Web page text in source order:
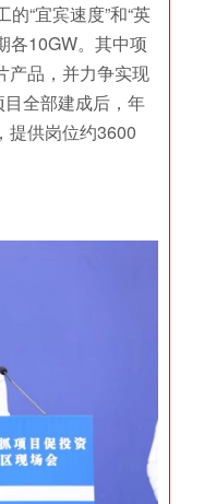
“宜宾速度”和“英
各10GW。其中项
产品，并力争实现
全部建成后，年
提供岗位约3600